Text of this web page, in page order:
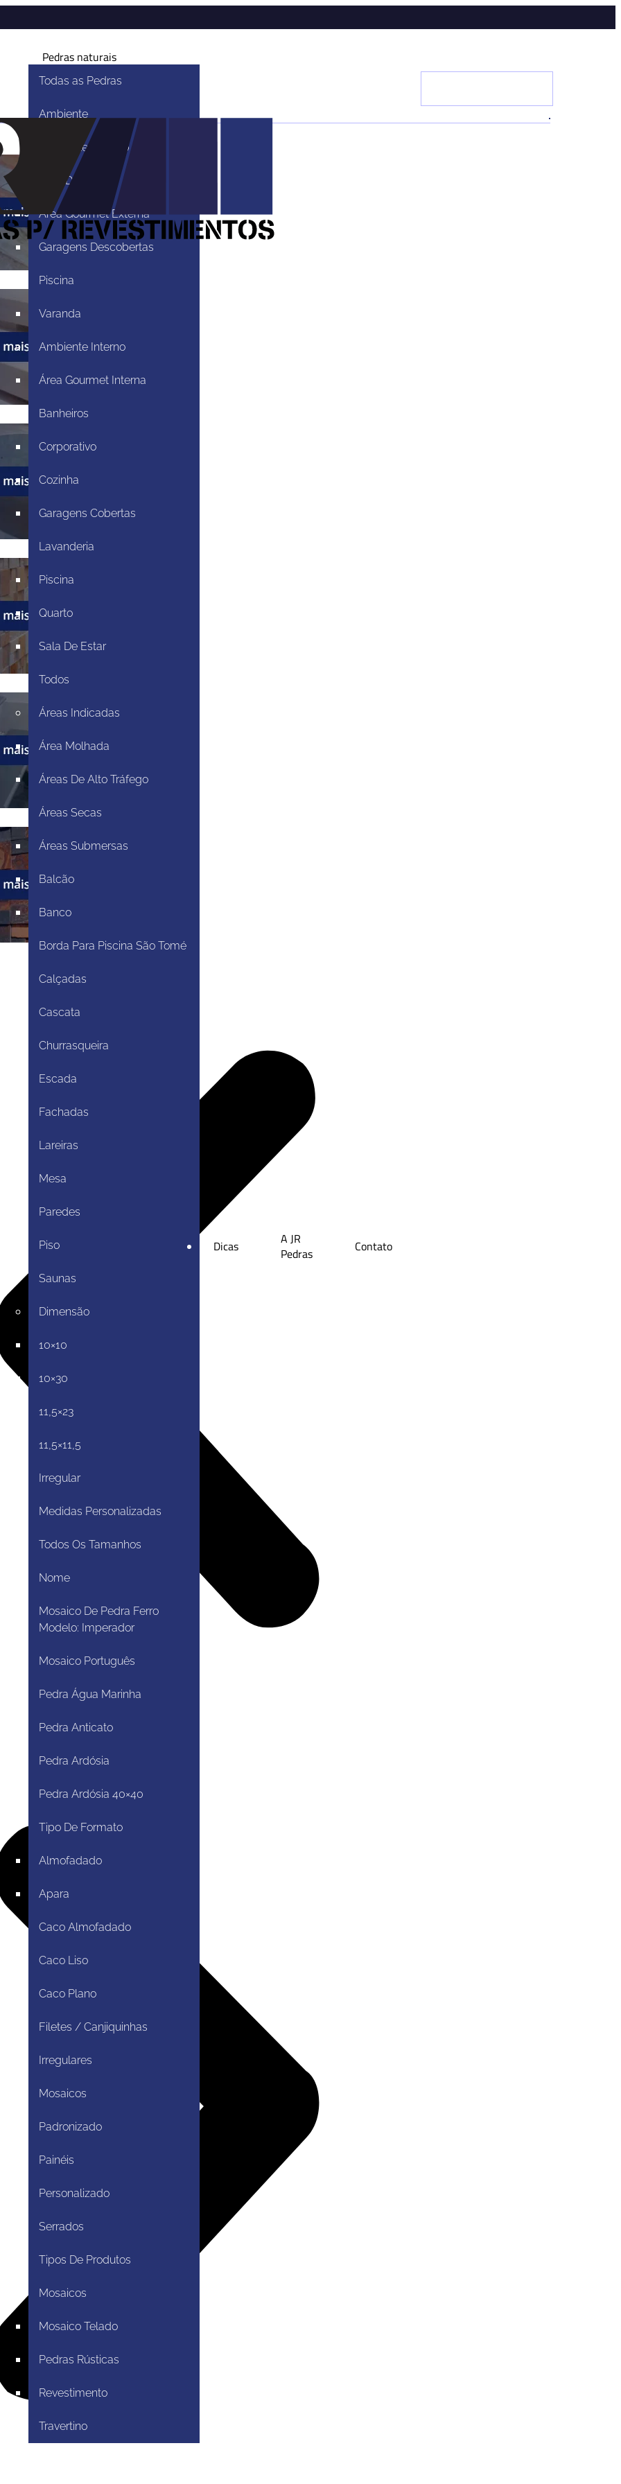
Pedras naturais
Todas as Pedras
Ambiente
Ambiente Externo
Área De Lazer
Área Gourmet Externa
Garagens Descobertas
Piscina
Varanda
Ambiente Interno
Área Gourmet Interna
Banheiros
Corporativo
Cozinha
Garagens Cobertas
Lavanderia
Piscina
Quarto
Sala De Estar
Todos
Áreas Indicadas
Área Molhada
Áreas De Alto Tráfego
Áreas Secas
Áreas Submersas
Balcão
Banco
Borda Para Piscina São Tomé
Calçadas
Cascata
Churrasqueira
Escada
Fachadas
Lareiras
Mesa
Paredes
Piso
Saunas
Dimensão
10×10
10×30
11,5×23
11,5×11,5
Irregular
Medidas Personalizadas
Todos Os Tamanhos
Nome
Mosaico De Pedra Ferro
Modelo: Imperador
Mosaico Português
Pedra Água Marinha
Pedra Anticato
Pedra Ardósia
Pedra Ardósia 40×40
Tipo De Formato
Almofadado
Apara
Caco Almofadado
Caco Liso
Caco Plano
Filetes / Canjiquinhas
Irregulares
Mosaicos
Padronizado
Painéis
Personalizado
Serrados
Tipos De Produtos
Mosaicos
Mosaico Telado
Pedras Rústicas
Revestimento
Travertino
Dicas
A JR
Pedras
Contato